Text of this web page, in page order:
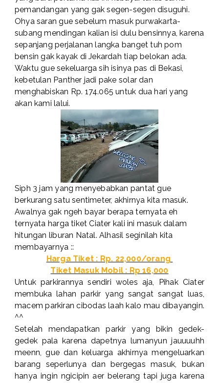
pemandangan yang gak segen-segen disuguhi.
Ohya saran gue sebelum masuk purwakarta-
subang mendingan kalian isi dulu bensinnya, karena
sepanjang perjalanan langka banget tuh pom
bensin gak kayak di Jekardah tiap belokan ada.
Waktu gue sekeluarga sih isinya pas di Bekasi,
kebetulan Panther jadi pake solar dan
menghabiskan Rp. 174.065 untuk dua hari yang
akan kami lalui.
Siph 3 jam yang menyebabkan pantat gue
berkurang satu sentimeter, akhirnya kita masuk.
Awalnya gak ngeh bayar berapa ternyata eh
ternyata harga tiket Ciater kali ini masuk dalam
hitungan liburan Natal. Alhasil seginilah kita
membayarnya ::
Harga Tiket : Rp. 22,000/orang
Tiket Masuk Mobil : Rp 16,000
Untuk parkirannya sendiri woles aja, Pihak Ciater
membuka lahan parkir yang sangat sangat luas,
macem parkiran cibodas laah kalo mau dibayangin.
^^
Setelah mendapatkan parkir yang bikin gedek-
gedek pala karena dapetnya lumanyun jauuuuhh
meenn, gue dan keluarga akhirnya mengeluarkan
barang seperlunya dan bergegas masuk, bukan
hanya ingin ngicipin aer belerang tapi juga karena